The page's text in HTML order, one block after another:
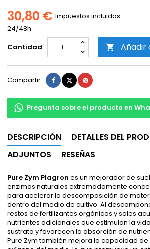
30,80 € Impuestos incluidos
24/48h
Cantidad
 Añadir
Compartir Compartir
TuitearPinterest
Pregunta sobre el producto en
DESCRIPCIÓN
DETALLES DEL
ADJUNTOS
RESEÑAS
Pure Zym Plagron es un mejorador de
enzimas naturales extremadamente
para acelerar la descomposición de
dentro del medio de cultivo. Al
restos de fertilizantes orgánicos y sales
nutrientes adicionales que estimulan la
sustrato y favorecen la absorción de
Pure Zym también mejora la capacidad